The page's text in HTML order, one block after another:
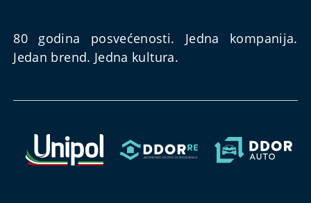
80 godina posvećenosti. Jedna kompanija.
Jedan brend. Jedna kultura.